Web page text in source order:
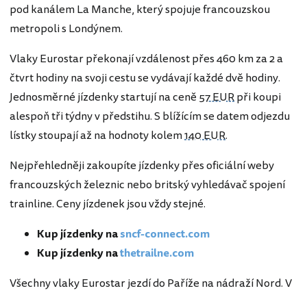
pod kanálem La Manche, který spojuje francouzskou
metropoli s Londýnem.
Vlaky Eurostar překonají vzdálenost přes 460 km za 2 a
čtvrt hodiny na svoji cestu se vydávají každé dvě hodiny.
Jednosměrné jízdenky startují na ceně 57 EURpři koupi
alespoň tři týdny v předstihu. S blížícím se datem odjezdu
lístky stoupají až na hodnoty kolem140 EUR.
Nejpřehledněji zakoupíte jízdenky přes oficiální weby
francouzských železnic nebo britský vyhledávač spojení
trainline. Ceny jízdenek jsou vždy stejné.
Kup jízdenky nasncf-connect.com
Kup jízdenky nathetrailne.com
Všechny vlaky Eurostar jezdí do Paříže na nádraží Nord. V